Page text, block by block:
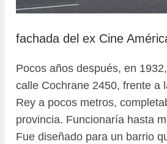
fachada del ex Cine
Pocos años después, en
calle Cochrane 2450, frente a
Rey a pocos metros,
provincia. Funcionaría hasta
Fue diseñado para un barrio